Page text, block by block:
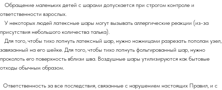
Обращение маленьких детей с шарами допускается при строгом контроле и
ответственности взрослых.
У некоторых людей латексные шары могут вызывать аллергические реакции (из-за
присутствия небольшого количества талька).
Для того, чтобы тихо лопнуть латексный шар, нужно ножницами разрезать пополам узел,
завязанный на его шейке. Для того, чтобы тихо лопнуть фольгированный шар, нужно
проколоть его поверхность вблизи шва. Воздушные шары утилизируются как бытовые
отходы обычным образом.
Ответственность за все последствия, связанные с нарушением настоящих Правил, и с